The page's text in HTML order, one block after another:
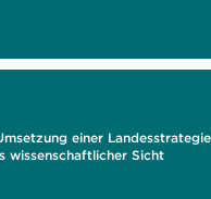
einer
wissenschaftlicher Sicht